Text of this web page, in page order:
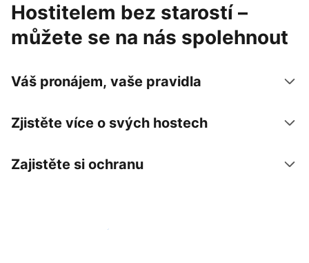
Hostitelem bez starostí –
můžete se na nás spolehnout
Váš pronájem, vaše pravidla
Zjistěte více o svých hostech
Zajistěte si ochranu
Zaregistrovat ubytování už dnes